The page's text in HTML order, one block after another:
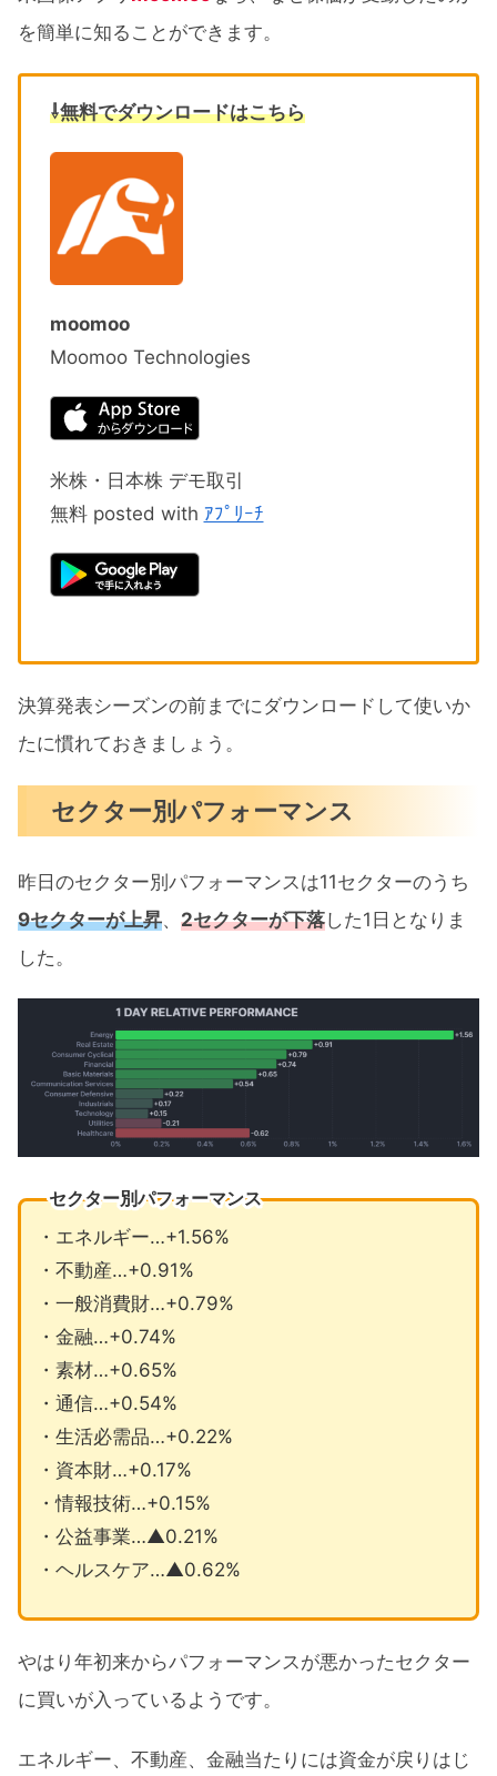
を簡単に知ることができます。
⇩無料でダウンロードはこちら
moomoo
Moomoo Technologies
米株・日本株 デモ取引
無料 posted with ｱﾌﾟﾘｰﾁ
決算発表シーズンの前までにダウンロードして使いか
たに慣れておきましょう。
セクター別パフォーマンス
昨日のセクター別パフォーマンスは11セクターのうち
9セクターが上昇、 2セクターが下落した1日となりま
した。
セクター別パフォーマンス
・エネルギー…+1.56%
・不動産…+0.91%
・一般消費財…+0.79%
・金融…+0.74%
・素材…+0.65%
・通信…+0.54%
・生活必需品…+0.22%
・資本財…+0.17%
・情報技術…+0.15%
・公益事業…▲0.21%
・ヘルスケア…▲0.62%
やはり年初来からパフォーマンスが悪かったセクター
に買いが入っているようです。
エネルギー、不動産、金融当たりには資金が戻りはじ